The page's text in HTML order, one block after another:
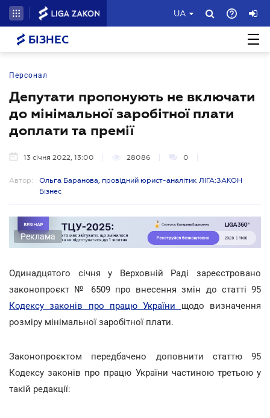
UA
БІЗНЕС
Персонал
Депутати пропонують не включати
до мінімальної заробітної плати
доплати та премії
13 січня 2022, 13:00 28086 0
Автор:
Ольга Баранова, провідний юрист-аналітик ЛІГА:ЗАКОН
Бізнес
Реклама
Одинадцятого січня у Верховній Раді зареєстровано
законопроєкт № 6509 про внесення змін до статті 95
Кодексу законів про працю України щодо визначення
розміру мінімальної заробітної плати.
Законопроєктом передбачено доповнити статтю 95
Кодексу законів про працю України частиною третьою у
такій редакції: